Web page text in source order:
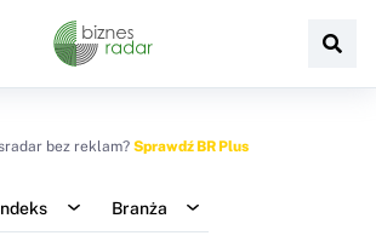
bez reklam? Sprawdź BR Plus
Branża